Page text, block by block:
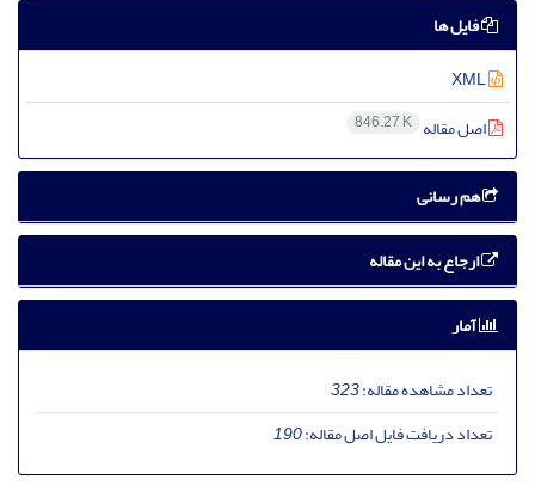
فایل ها
اصل مقاله 846.27 K
هم رسانی
ارجاع به این مقاله
آمار
تعداد مشاهده مقاله:323
تعداد دریافت فایل اصل مقاله:190